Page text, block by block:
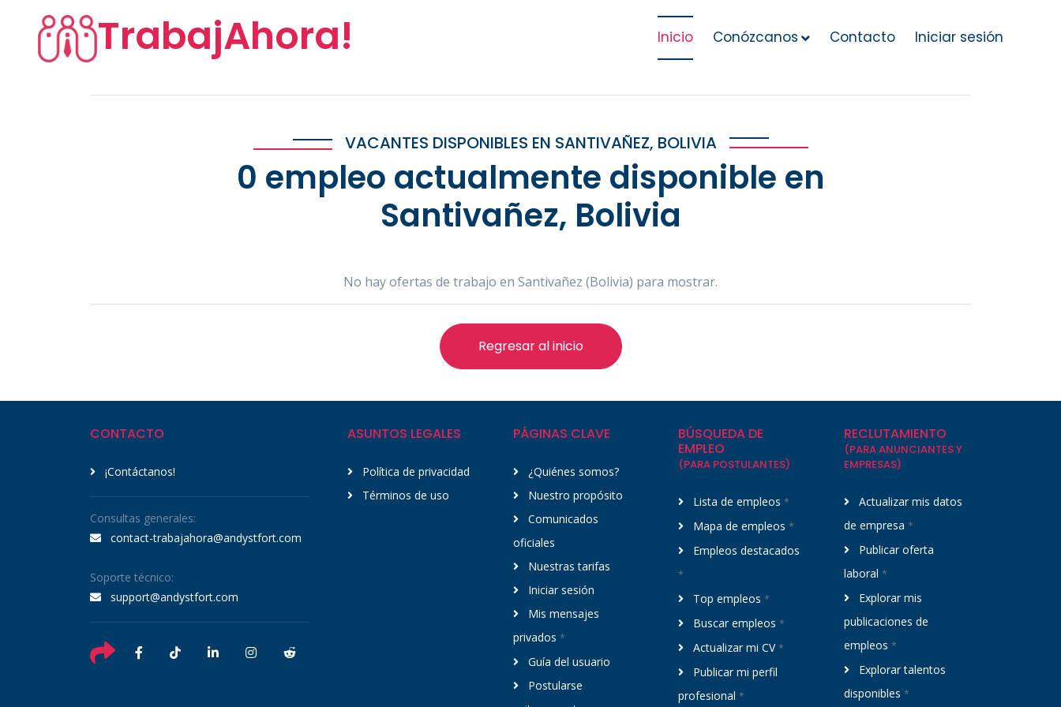
TrabajAhora! Inicio Conózcanos Contacto Iniciar sesión
VACANTES DISPONIBLES EN SANTIVAÑEZ, BOLIVIA
0 empleo actualmente disponible en
Santivañez, Bolivia
No hay ofertas de trabajo en Santivañez (Bolivia) para mostrar.
Regresar al inicio
CONTACTO
¡Contáctanos!
Consultas generales:
contact-trabajahora@andystfort.com
Soporte técnico:
support@andystfort.com
ASUNTOS LEGALES
Política de privacidad
Términos de uso
PÁGINAS CLAVE
¿Quiénes somos?
Nuestro propósito
Comunicados
oficiales
Nuestras tarifas
Iniciar sesión
Mis mensajes
privados *
Guía del usuario
Postularse
BÚSQUEDA DE
EMPLEO
(PARA POSTULANTES)
Lista de empleos *
Mapa de empleos *
Empleos destacados
*
Top empleos *
Buscar empleos *
Actualizar mi CV*
Publicar mi perfil
profesional *
RECLUTAMIENTO
(PARA ANUNCIANTES Y
EMPRESAS)
Actualizar mis datos
de empresa *
Publicar oferta
laboral *
Explorar mis
publicaciones de
empleos *
Explorar talentos
disponibles *